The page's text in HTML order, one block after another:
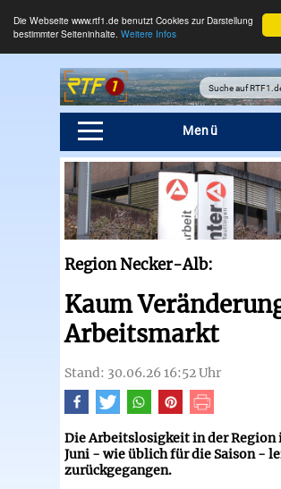
Die Webseite www.rtf1.de benutzt Cookies zur Darstellung
bestimmter Seiteninhalte. Weitere Infos
Menü
Region Necker-Alb:
Kaum
Arbeitsmarkt
Stand: 30.06.26 16:52 Uhr
Die Arbeitslosigkeit in der Region
Juni - wie üblich für die Saison -
zurückgegangen.